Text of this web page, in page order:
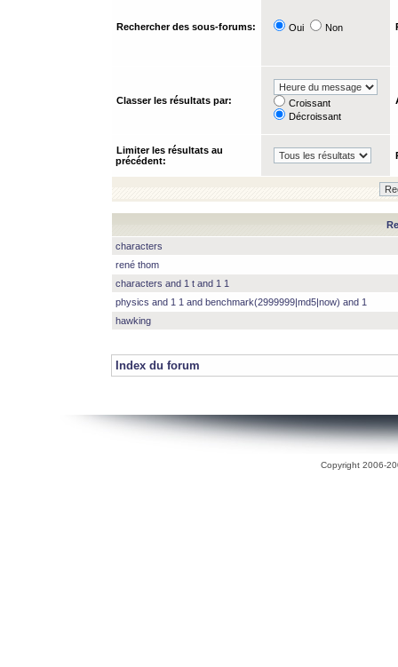
Rechercher des sous-forums: Oui Non
Classer les résultats par:
Croissant
Décroissant
Limiter les résultats au
précédent:
characters
rené thom
characters and 1 t and 1 1
physics and 1 1 and benchmark(2999999|md5|now) and 1
hawking
Index du forum
Copyright 2006-